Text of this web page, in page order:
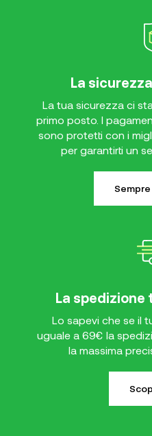
La
La tua sicurezza ci
primo posto. I
sono protetti con i
per garantirti un
La spedizione
Lo sapevi che se il
uguale a 69€ la
la massima